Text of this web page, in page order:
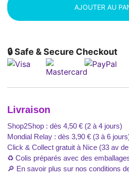
AJOUTER AU
🔒 Safe & Secure Checkout
Livraison
Shop2Shop : dès 4,50 € (2 à 4 jours)
Mondial Relay : dès 3,90 € (3 à 6
Click & Collect gratuit à Nice (33 av
♻️ Colis préparés avec des
🔎 En savoir plus sur nos conditions